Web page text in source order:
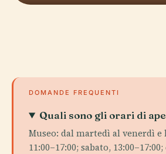
DOMANDE FREQUENTI
Quali sono gli orari di
Museo: dal martedì al venerdì e
11:00–17:00; sabato,